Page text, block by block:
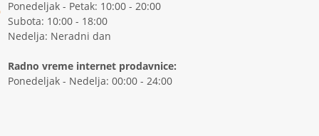
Ponedeljak - Petak: 10:00 - 20:00
Subota: 10:00 - 18:00
Nedelja: Neradni dan
Radno vreme internet prodavnice:
Ponedeljak - Nedelja: 00:00 - 24:00